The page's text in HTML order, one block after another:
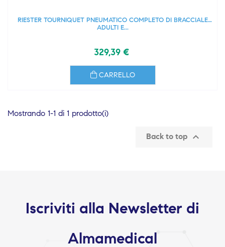
RIESTER TOURNIQUET PNEUMATICO COMPLETO DI BRACCIALE
ADULTI E...
329,39 €
CARRELLO
Mostrando 1-1 di 1 prodotto(i)
Back to top 
Iscriviti alla Newsletter di
Almamedical